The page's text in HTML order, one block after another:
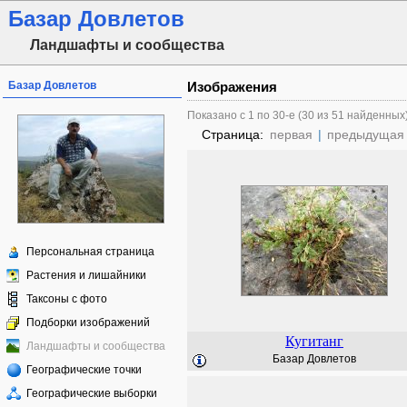
Базар Довлетов
Ландшафты и сообщества
Базар Довлетов
Персональная страница
Растения и лишайники
Таксоны с фото
Подборки изображений
Ландшафты и сообщества
Географические точки
Географические выборки
Изображения
Показано с 1 по 30-е (30 из 51
Страница: первая | предыдущая
Кугитанг
Базар Довлетов